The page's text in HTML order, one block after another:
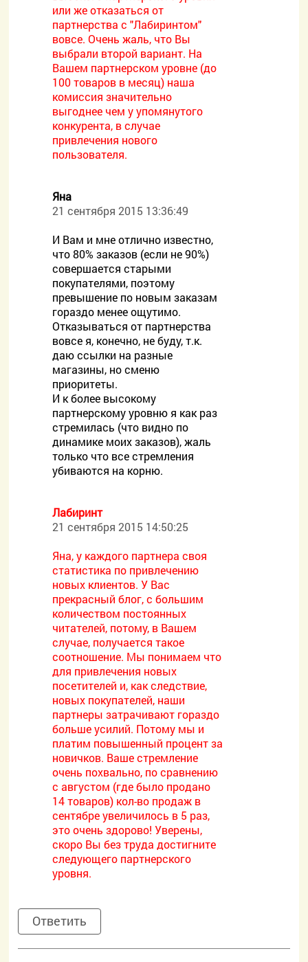
или же отказаться от
партнерства с "Лабиринтом"
вовсе. Очень жаль, что Вы
выбрали второй вариант. На
Вашем партнерском уровне (до
100 товаров в месяц) наша
комиссия значительно
выгоднее чем у упомянутого
конкурента, в случае
привлечения нового
пользователя.
Яна
21 сентября 2015 13:36:49
И Вам и мне отлично известно,
что 80% заказов (если не 90%)
совершается старыми
покупателями, поэтому
превышение по новым заказам
гораздо менее ощутимо.
Отказываться от партнерства
вовсе я, конечно, не буду, т.к.
даю ссылки на разные
магазины, но сменю
приоритеты.
И к более высокому
партнерскому уровню я как раз
стремилась (что видно по
динамике моих заказов), жаль
только что все стремления
убиваются на корню.
Лабиринт
21 сентября 2015 14:50:25
Яна, у каждого партнера своя
статистика по привлечению
новых клиентов. У Вас
прекрасный блог, с большим
количеством постоянных
читателей, потому, в Вашем
случае, получается такое
соотношение. Мы понимаем что
для привлечения новых
посетителей и, как следствие,
новых покупателей, наши
партнеры затрачивают гораздо
больше усилий. Потому мы и
платим повышенный процент за
новичков. Ваше стремление
очень похвально, по сравнению
с августом (где было продано
14 товаров) кол-во продаж в
сентябре увеличилось в 5 раз,
это очень здорово! Уверены,
скоро Вы без труда достигните
следующего партнерского
уровня.
Ответить